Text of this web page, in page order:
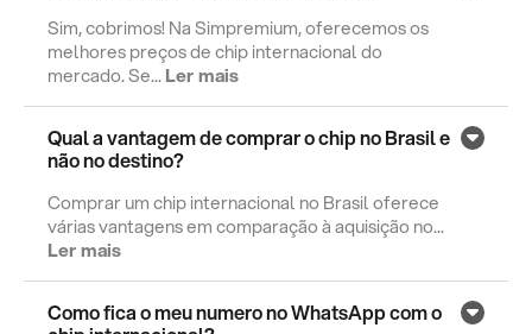
Sim, cobrimos! Na Simpremium, oferecemos os
melhores preços de chip internacional do
mercado. Se...Ler mais
Qual a vantagem de comprar o chip no Brasil e
não no destino?
Comprar um chip internacional no Brasil oferece
várias vantagens em comparação à aquisição no...
Ler mais
Como fica o meu numero no WhatsApp com o